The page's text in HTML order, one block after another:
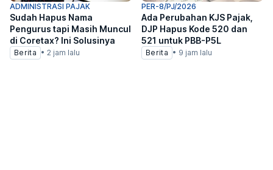
ADMINISTRASI PAJAK
Sudah Hapus Nama
Pengurus tapi Masih Muncul
di Coretax? Ini Solusinya
Berita • 2 jam lalu
PER-8/PJ/2026
Ada Perubahan KJS Pajak,
DJP Hapus Kode 520 dan
521 untuk PBB-P5L
Berita • 9 jam lalu